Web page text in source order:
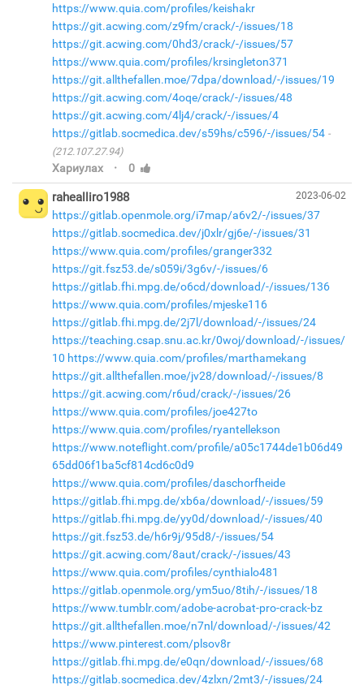
https://www.quia.com/profiles/keishakr
https://git.acwing.com/z9fm/crack/-/issues/18
https://git.acwing.com/0hd3/crack/-/issues/57
https://www.quia.com/profiles/krsingleton371
https://git.allthefallen.moe/7dpa/download/-/issues/19
https://git.acwing.com/4oqe/crack/-/issues/48
https://git.acwing.com/4lj4/crack/-/issues/4
https://gitlab.socmedica.dev/s59hs/c596/-/issues/54
(212.107.27.94)
Хариулах · 0
2023-06-02
rahealliro1988
https://gitlab.openmole.org/i7map/a6v2/-/issues/37
https://gitlab.socmedica.dev/j0xlr/gj6e/-/issues/31
https://www.quia.com/profiles/granger332
https://git.fsz53.de/s059i/3g6v/-/issues/6
https://gitlab.fhi.mpg.de/o6cd/download/-/issues/136
https://www.quia.com/profiles/mjeske116
https://gitlab.fhi.mpg.de/2j7l/download/-/issues/24
https://teaching.csap.snu.ac.kr/0woj/download/-/issues/
10 https://www.quia.com/profiles/marthamekang
https://git.allthefallen.moe/jv28/download/-/issues/8
https://git.acwing.com/r6ud/crack/-/issues/26
https://www.quia.com/profiles/joe427to
https://www.quia.com/profiles/ryantellekson
https://www.noteflight.com/profile/a05c1744de1b06d49
65dd06f1ba5cf814cd6c0d9
https://www.quia.com/profiles/daschorfheide
https://gitlab.fhi.mpg.de/xb6a/download/-/issues/59
https://gitlab.fhi.mpg.de/yy0d/download/-/issues/40
https://git.fsz53.de/h6r9j/95d8/-/issues/54
https://git.acwing.com/8aut/crack/-/issues/43
https://www.quia.com/profiles/cynthialo481
https://gitlab.openmole.org/ym5uo/8tih/-/issues/18
https://www.tumblr.com/adobe-acrobat-pro-crack-bz
https://git.allthefallen.moe/n7nl/download/-/issues/42
https://www.pinterest.com/plsov8r
https://gitlab.fhi.mpg.de/e0qn/download/-/issues/68
https://gitlab.socmedica.dev/4zlxn/2mt3/-/issues/24